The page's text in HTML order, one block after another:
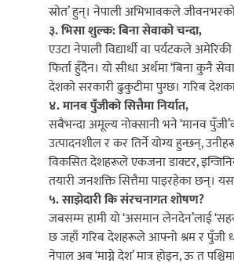
स्रोत’ हुन्। नेपाली अभिभावकले
३. भिसा शुल्क: बिना सेवाको चन्दा,
एउटा नेपाली विद्यार्थी वा पर्यटकले
फिर्ता हुँदैन। यो सीधा अर्थमा ‘बिना
देशको सरकारी ढुकुटीमा पुग्छ। गरिब
४. मानव पुँजीको सित्तैमा निर्यात,
सबैभन्दा अमूल्य नोक्सानी भने ‘मानव
उत्पादनशील र कर तिर्ने योग्य हुन्छन्,
विकसित देशहरूले एकजना डाक्टर,
तयारी जनशक्ति सित्तैमा पाइरहेका
५. साझेदारी कि संरचनागत शोषण?
जबसम्म हामी यो ‘असमान लेनदेन’लाई
छ जहाँ गरिब देशहरूले आफ्नो श्रम र पुँजी
नेपाल अब ‘माग्ने देश’ मात्र होइन, ऊ त